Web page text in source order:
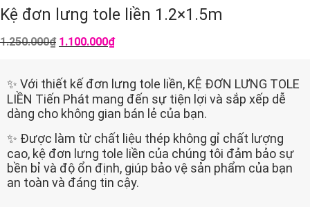
Kệ đơn lưng tole liền 1.2×1.5m
1.250.000₫ Giá
1.250.000₫.
1.100.000₫Giá
là:
1.100.000₫.
✨ Với thiết kế đơn lưng tole liền, KỆ ĐƠN LƯNG TOLE
LIỀN Tiến Phát mang đến sự tiện lợi và sắp xếp dễ
dàng cho không gian bán lẻ của bạn.
✨ Được làm từ chất liệu thép không gỉ chất lượng
cao, kệ đơn lưng tole liền của chúng tôi đảm bảo sự
bền bỉ và độ ổn định, giúp bảo vệ sản phẩm của bạn
an toàn và đáng tin cậy.